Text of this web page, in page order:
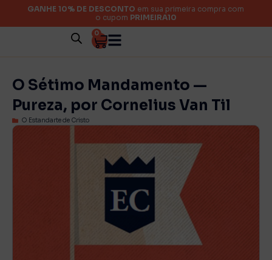
GANHE 10% DE DESCONTO em sua primeira compra com
o cupom PRIMEIRA10
0
O Sétimo Mandamento —
Pureza, por Cornelius Van Til
O Estandarte de Cristo